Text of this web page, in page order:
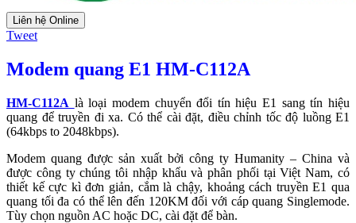
Liên hệ Online
Tweet
Modem quang E1 HM-C112A
HM-C112A là loại modem chuyển đổi tín hiệu E1 sang tín hiệu
quang để truyền đi xa. Có thể cài đặt, điều chỉnh tốc độ luồng E1
(64kbps to 2048kbps).
Modem quang được sản xuất bởi công ty Humanity – China và
được công ty chúng tôi nhập khẩu và phân phối tại Việt Nam, có
thiết kế cực kì đơn giản, cắm là chậy, khoảng cách truyền E1 qua
quang tối đa có thể lên đến 120KM đối với cáp quang Singlemode.
Tùy chọn nguồn AC hoặc DC, cài đặt để bàn.